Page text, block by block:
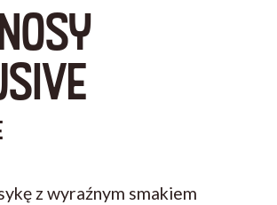
z wyraźnym smakiem